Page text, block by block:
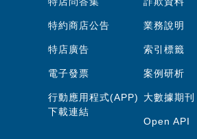
特約商店公告
特店廣告
電子發票
行動應用程式(APP)
下載連結
業務說明
索引標籤
案例研析
大數據期刊
Open API